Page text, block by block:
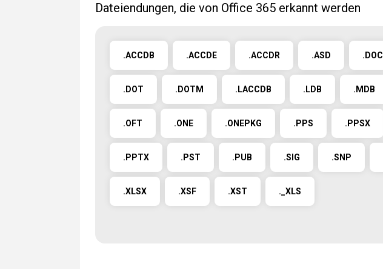
Dateiendungen, die von Office 365 erkannt werden
.ACCDB .ACCDE .ACCDR .ASD .DOC
.DOT .DOTM .LACCDB .LDB .MDB
.OFT .ONE .ONEPKG .PPS .PPSX
.PPTX .PST .PUB .SIG .SNP
.XLSX .XSF .XST ._XLS